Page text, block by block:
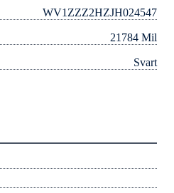
WV1ZZZ2HZJH024547
21784 Mil
Svart